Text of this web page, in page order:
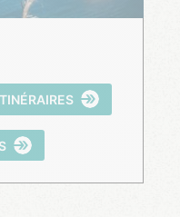
ITINÉRAIRES